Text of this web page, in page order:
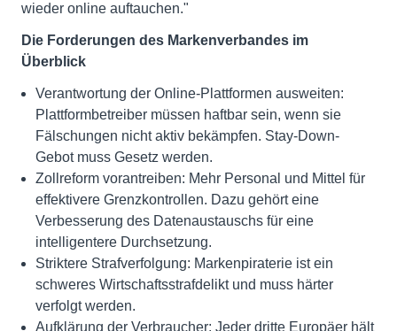
wieder online auftauchen."
Die Forderungen des Markenverbandes im
Überblick
Verantwortung der Online-Plattformen ausweiten:
Plattformbetreiber müssen haftbar sein, wenn sie
Fälschungen nicht aktiv bekämpfen. Stay-Down-
Gebot muss Gesetz werden.
Zollreform vorantreiben: Mehr Personal und Mittel für
effektivere Grenzkontrollen. Dazu gehört eine
Verbesserung des Datenaustauschs für eine
intelligentere Durchsetzung.
Striktere Strafverfolgung: Markenpiraterie ist ein
schweres Wirtschaftsstrafdelikt und muss härter
verfolgt werden.
Aufklärung der Verbraucher: Jeder dritte Europäer hält